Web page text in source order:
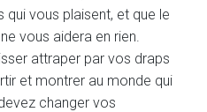
qui vous plaisent, et que le
vous aidera en rien.
attraper par vos draps
et montrer au monde qui
changer vos